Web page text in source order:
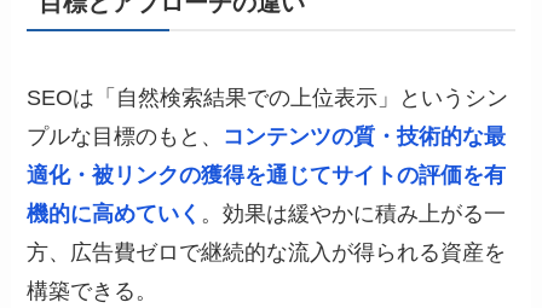
SEOは「自然検索結果での上位表示」というシン
プルな目標のもと、 コンテンツの質・技術的な最
適化・被リンクの獲得を通じてサイトの評価を有
機的に高めていく 。効果は緩やかに積み上がる一
方、広告費ゼロで継続的な流入が得られる資産を
構築できる。